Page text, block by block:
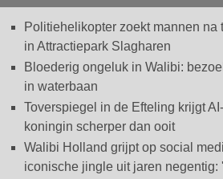
Politiehelikopter zoekt mannen na
in Attractiepark Slagharen
Bloederig ongeluk in Walibi:
in waterbaan
Toverspiegel in de Efteling krijgt
koningin scherper dan ooit
Walibi Holland grijpt op social
iconische jingle uit jaren negentig: